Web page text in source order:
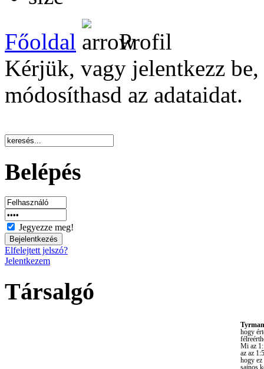
Főoldal
Profil
Kérjük, vagy jelentkezz
módosíthasd az adataidat.
Belépés
Jegyezze meg!
Elfelejtett jelszó?
Jelentkezem
Társalgó